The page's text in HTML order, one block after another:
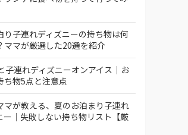
り子連れディズニーの持ち物は何
ママが厳選した20選を紹介
子連れディズニーオンアイス｜お
ち物5点と注意点
マが教える、夏のお泊まり子連れ
ー｜失敗しない持ち物リスト【厳